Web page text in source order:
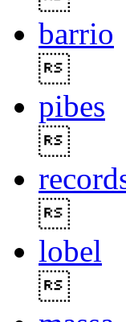
barrio
pibes
lobel